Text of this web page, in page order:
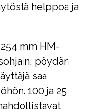
helppoa ja
mm HM-
pöydän
saa
100 ja 25